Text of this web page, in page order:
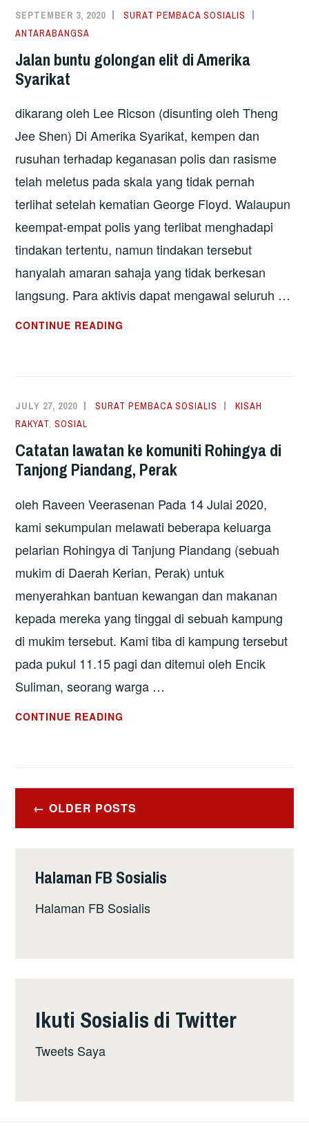
SEKATAN
DWISTANDARD
SEPTEMBER 3, 2020
SURAT PEMBACA SOSIALIS
ANTARABANGSA
Jalan buntu golongan elit di Amerika
Syarikat
dikarang oleh Lee Ricson (disunting oleh Theng
Jee Shen) Di Amerika Syarikat, kempen dan
rusuhan terhadap keganasan polis dan rasisme
telah meletus pada skala yang tidak pernah
terlihat setelah kematian George Floyd. Walaupun
keempat-empat polis yang terlibat menghadapi
tindakan tertentu, namun tindakan tersebut
hanyalah amaran sahaja yang tidak berkesan
langsung. Para aktivis dapat mengawal seluruh …
CONTINUE READING
JULY 27, 2020 SURAT PEMBACA SOSIALIS
KISAH
RAKYAT,SOSIAL
Catatan lawatan ke komuniti Rohingya di
Tanjong Piandang, Perak
oleh Raveen Veerasenan Pada 14 Julai 2020,
kami sekumpulan melawati beberapa keluarga
pelarian Rohingya di Tanjung Piandang (sebuah
mukim di Daerah Kerian, Perak) untuk
menyerahkan bantuan kewangan dan makanan
kepada mereka yang tinggal di sebuah kampung
di mukim tersebut. Kami tiba di kampung tersebut
pada pukul 11.15 pagi dan ditemui oleh Encik
Suliman, seorang warga …
CONTINUE READING
ROHINGYA
DI
Posts
navigation
OLDER POSTS
Halaman FB Sosialis
Halaman FB Sosialis
Ikuti Sosialis di Twitter
Tweets Saya